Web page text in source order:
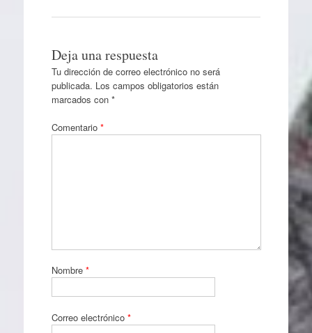
Deja una respuesta
Tu dirección de correo electrónico no será
publicada. Los campos obligatorios están
marcados con *
Comentario *
Nombre *
Correo electrónico *